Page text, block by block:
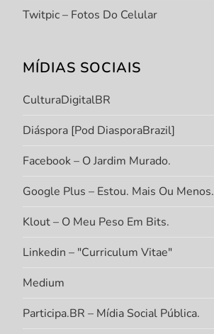
Twitpic – Fotos Do Celular
MÍDIAS SOCIAIS
CulturaDigitalBR
Diáspora [Pod DiasporaBrazil]
Facebook – O Jardim Murado.
Google Plus – Estou. Mais Ou Menos.
Klout – O Meu Peso Em Bits.
Linkedin – "Curriculum Vitae"
Medium
Participa.BR – Mídia Social Pública.